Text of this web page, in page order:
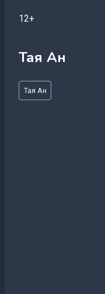
12+
Тая Ан
Метки
записи:
Тая Ан